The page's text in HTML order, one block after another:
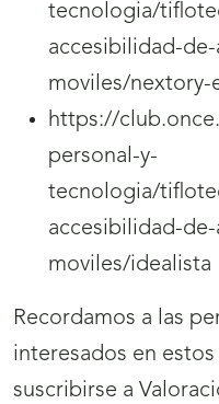
tecnologia/
accesibilidad-
moviles/nextory-
https://
personal-y-
tecnologia/
accesibilidad-
moviles/idealista
Recordamos a las
interesados en
suscribirse a